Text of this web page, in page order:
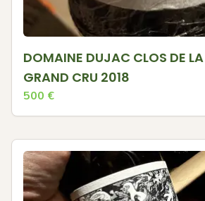
DOMAINE DUJAC CLOS DE
GRAND CRU 2018
500 €